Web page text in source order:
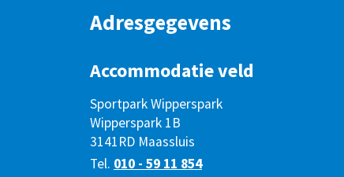
Adresgegevens
Accommodatie veld
Sportpark Wipperspark
Wipperspark 1B
3141RD Maassluis
Tel. 010 - 59 11 854